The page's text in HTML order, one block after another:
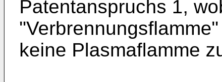
Patentanspruchs 1,
keine Plasmaflamme